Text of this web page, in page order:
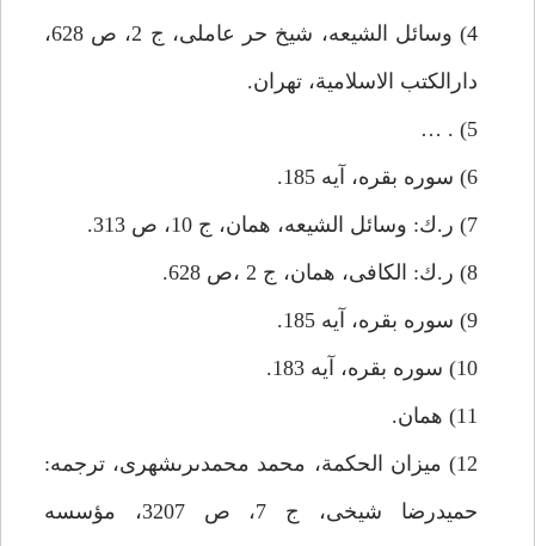
4) وسائل الشيعه، شيخ حر عاملى، ج 2، ص 628،
دارالكتب الاسلامية، تهران.
5) . …
6) سوره بقره، آيه 185.
7) ر.ك: وسائل الشيعه، همان، ج 10، ص 313.
8) ر.ك: الكافى، همان، ج 2 ،ص 628.
9) سوره بقره، آيه 185.
10) سوره بقره، آيه 183.
11) همان.
12) ميزان الحكمة، محمد محمدى‏رى‏شهرى، ترجمه:
حميدرضا شيخى، ج 7، ص 3207، مؤسسه